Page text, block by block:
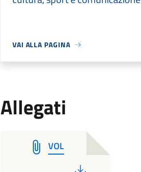
VAI ALLA PAGINA
Allegati
VOL